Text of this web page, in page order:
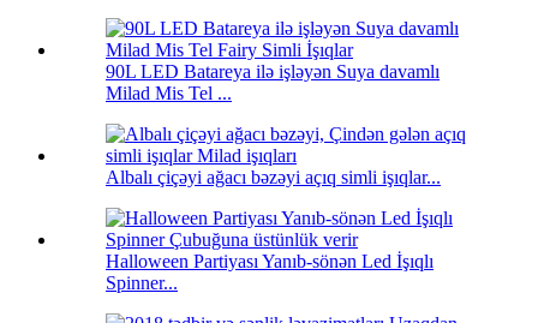
90L LED Batareya ilə işləyən Suya davamlı
Milad Mis Tel ...
Albalı çiçəyi ağacı bəzəyi açıq simli işıqlar...
Halloween Partiyası Yanıb-sönən Led İşıqlı
Spinner...